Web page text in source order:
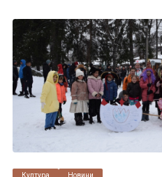
Култура Новини